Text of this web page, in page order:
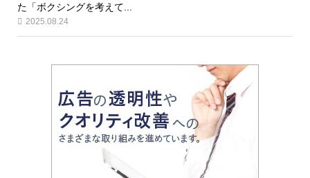
た「ボクシングを考えて...
2025.08.24